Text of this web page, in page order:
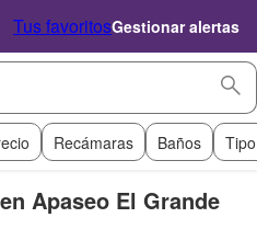
Tus favoritosGestionar alertas
Recámaras Baños
Apaseo El Grande